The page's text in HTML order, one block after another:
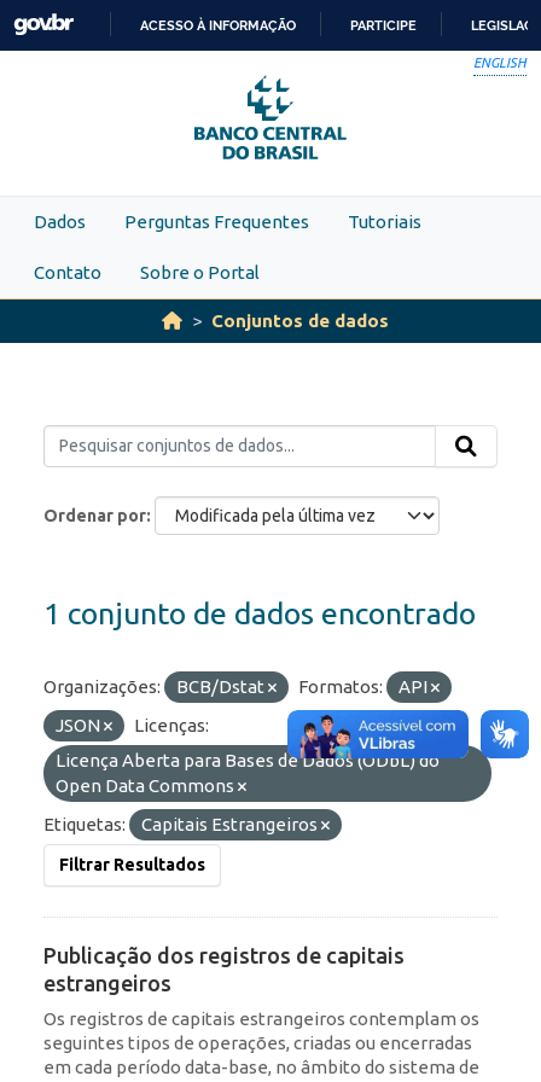
Skip to main content
PARA
O
CONTEÚDO
ACESSO À INFORMAÇÃO PARTICIPE
ENGLISH
Dados Perguntas Frequentes Tutoriais
Contato Sobre o Portal
Conjuntos de dados
Ordenar por
1 conjunto de dados encontrado
Organizações: BCB/Dstat Formatos:
API
JSON
Licenças:
Licença Aberta para Bases de Dados (ODbL) do
Open Data Commons
Etiquetas:
Capitais Estrangeiros
Filtrar Resultados
Publicação dos registros de capitais
estrangeiros
Os registros de capitais estrangeiros contemplam os
seguintes tipos de operações, criadas ou encerradas
em cada período data-base, no âmbito do sistema de